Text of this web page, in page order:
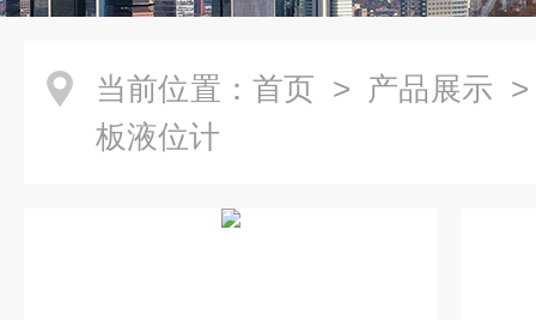
当前位置： 首页 > 产品展示
板液位计